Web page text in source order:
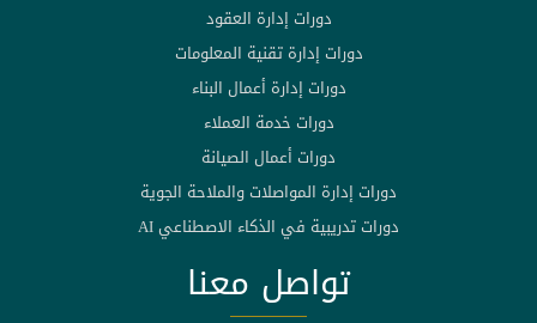
دورات إدارة العقود
دورات إدارة تقنية المعلومات
دورات إدارة أعمال البناء
دورات خدمة العملاء
دورات أعمال الصيانة
دورات إدارة المواصلات والملاحة الجوية
دورات تدريبية في الذكاء الاصطناعي AI
تواصل معنا